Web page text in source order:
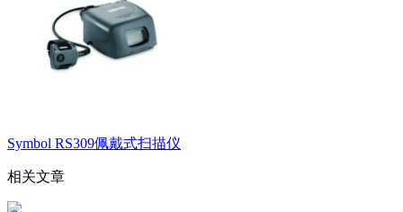
Symbol RS309佩戴式扫描仪
相关文章